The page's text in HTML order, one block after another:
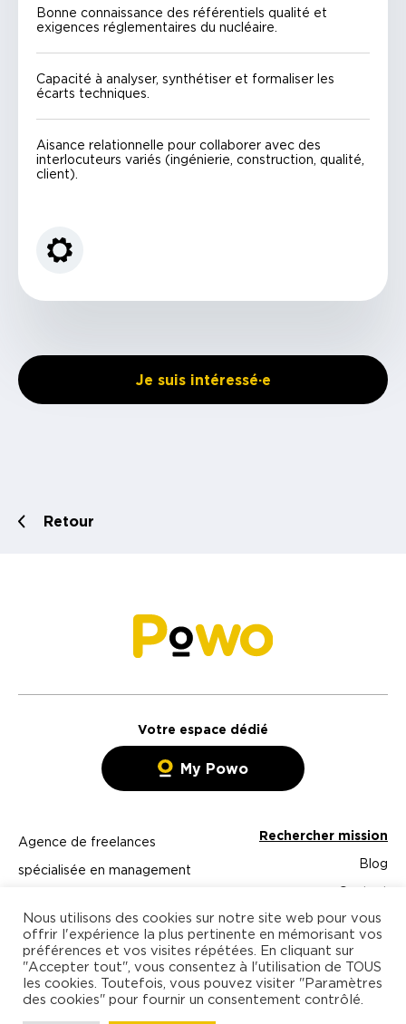
Bonne connaissance des référentiels qualité et
exigences réglementaires du nucléaire.
Capacité à analyser, synthétiser et formaliser les
écarts techniques.
Aisance relationnelle pour collaborer avec des
interlocuteurs variés (ingénierie, construction, qualité,
client).
Je suis intéressé·e
Retour
Votre espace dédié
My Powo
Agence de freelances
spécialisée en management
Freelance
Entreprise
À propos
Rechercher mission
Blog
Contact
Nous utilisons des cookies sur notre site web pour vous
offrir l'expérience la plus pertinente en mémorisant vos
préférences et vos visites répétées. En cliquant sur
"Accepter tout", vous consentez à l'utilisation de TOUS
les cookies. Toutefois, vous pouvez visiter "Paramètres
des cookies" pour fournir un consentement contrôlé.